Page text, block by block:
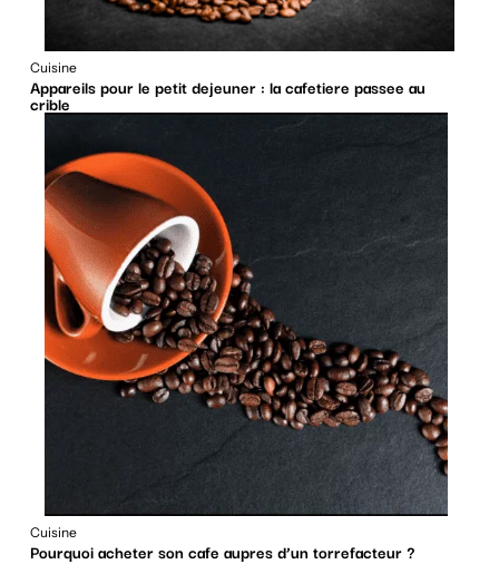
Cuisine
Appareils pour le petit dejeuner : la cafetiere passee au
crible
Cuisine
Pourquoi acheter son cafe aupres d’un torrefacteur ?